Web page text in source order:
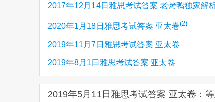
2017年12月14日雅思考试答案 老烤鸭独家解
太卷）(4)
2020年1月18日雅思考试答案 亚太卷(2)
2019年11月7日雅思考试答案 亚太卷
2019年8月1日雅思考试答案 亚太卷
2019年5月11日雅思考试答案 亚太卷：等